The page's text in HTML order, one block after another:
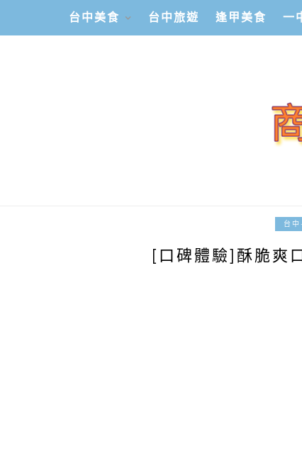
台中美食 台中旅遊 逢甲美食 一
台
[口碑體驗]酥脆爽